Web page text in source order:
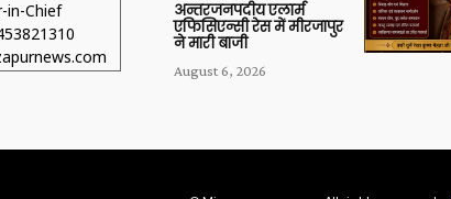
in-Chief
अन्तरजनपदीय एलार्म
एफिसिएन्सी रेस में मीरजापुर
ने मारी बाजी
August 6, 2026